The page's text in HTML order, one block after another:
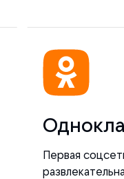
Первая